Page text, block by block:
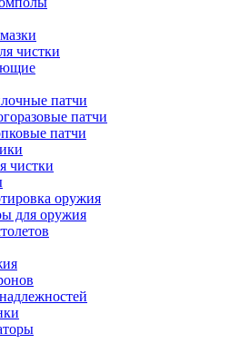
чистки
патчи
патчи
патчи
чистки
оружия
для оружия